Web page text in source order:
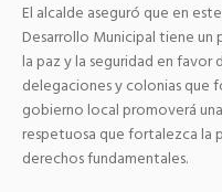
El alcalde aseguró que en
Desarrollo Municipal tiene
la paz y la seguridad en
delegaciones y colonias que
gobierno local promoverá
respetuosa que fortalezca la
derechos fundamentales.